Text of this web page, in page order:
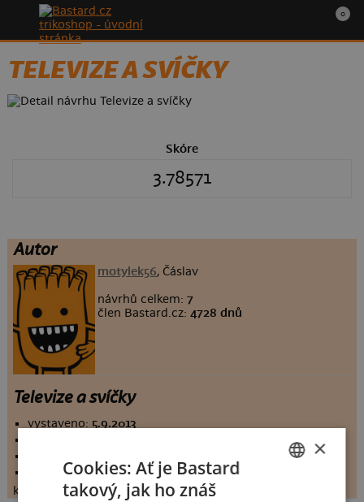
0
TELEVIZE A SVÍČKY
Skóre
3.78571
Autor
motylek56, Čáslav
návrhů celkem:7
člen Bastard.cz:4728 dnů
Televize a svíčky
vystaveno: 5.9.2013
koupilo by:2 lidí
konečné hodnocení:3.78571
×
Cookies: Ať je Bastard
takový, jak ho znáš